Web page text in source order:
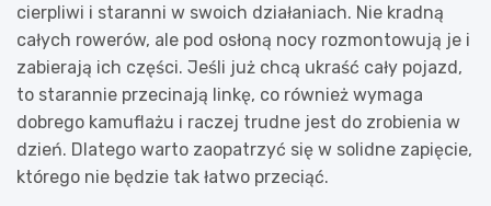
cierpliwi i staranni w swoich działaniach. Nie kradną
całych rowerów, ale pod osłoną nocy rozmontowują je i
zabierają ich części. Jeśli już chcą ukraść cały pojazd,
to starannie przecinają linkę, co również wymaga
dobrego kamuflażu i raczej trudne jest do zrobienia w
dzień. Dlatego warto zaopatrzyć się w solidne zapięcie,
którego nie będzie tak łatwo przeciąć.